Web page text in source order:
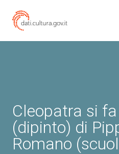
Cleopatra si
(dipinto) di
Romano